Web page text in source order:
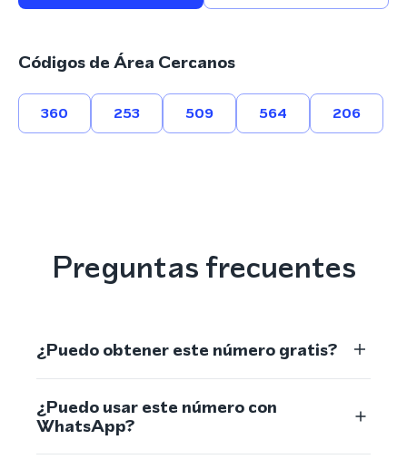
Códigos de Área Cercanos
360 253 509 564 206
Preguntas frecuentes
¿Puedo obtener este número gratis?
¿Puedo usar este número con
WhatsApp?